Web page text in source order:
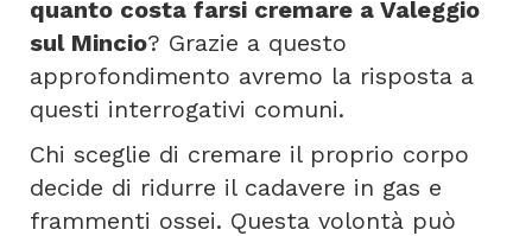
quanto costa farsi cremare a Valeggio
sul Mincio? Grazie a questo
approfondimento avremo la risposta a
questi interrogativi comuni.
Chi sceglie di cremare il proprio corpo
decide di ridurre il cadavere in gas e
frammenti ossei. Questa volontà può